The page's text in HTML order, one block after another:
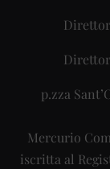
p.zza
Mercurio
iscritta al